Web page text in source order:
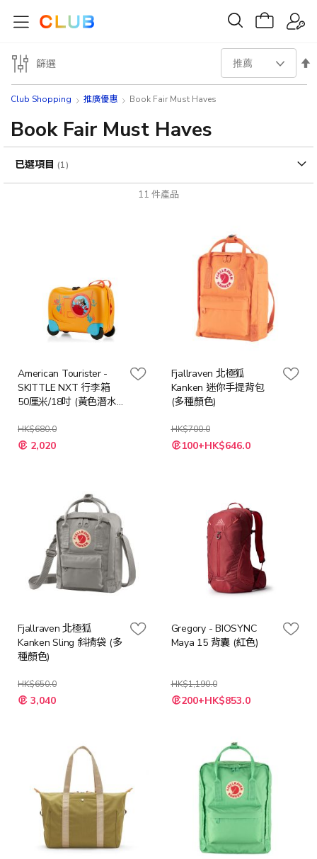
Club Shopping 推廣優惠 Book Fair Must Haves
Book Fair Must Haves
11 件產品
設
序
方
American Tourister -
SKITTLE NXT 行李箱
50厘米/18吋 (黃色潛水
HK$680.0
2,020
Fjallraven 北極狐
Kanken 迷你手提背包
(多種顏色)
HK$700.0
100+HK$646.0
Fjallraven 北極狐
Kanken Sling 斜揹袋 (多
種顏色)
HK$650.0
3,040
Gregory - BIOSYNC
Maya 15 背囊 (紅色)
HK$1,190.0
特
殊 200+HK$853.0
篩選
已選項目